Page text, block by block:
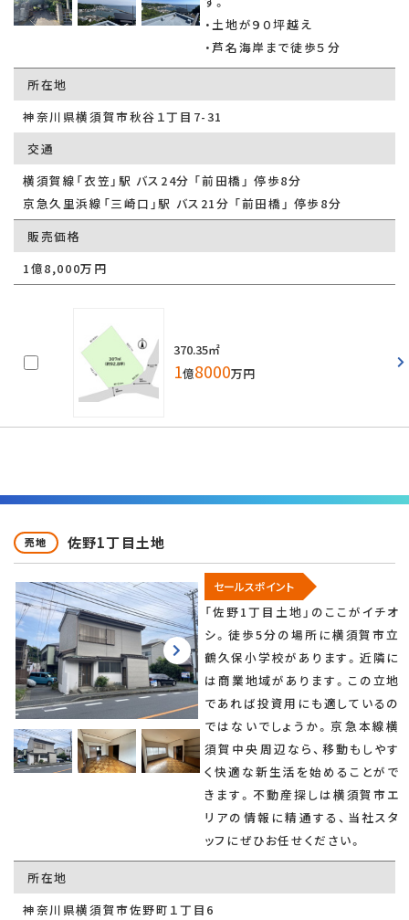
・土地が９０坪越え
・芦名海岸まで徒歩５分
所在地
神奈川県横須賀市秋谷１丁目7-31
交通
横須賀線「衣笠」駅 バス24分 「前田橋」 停歩8分
京急久里浜線「三崎口」駅 バス21分 「前田橋」 停歩8分
販売価格
1億8,000万円
370.35㎡
1億8000万円
売地 佐野1丁目土地
セールスポイント
「佐野1丁目土地」のここがイチオ
シ。徒歩5分の場所に横須賀市立
鶴久保小学校があります。近隣に
は商業地域があります。この立地
であれば投資用にも適しているの
ではないでしょうか。京急本線横
須賀中央周辺なら、移動もしやす
く快適な新生活を始めることがで
きます。不動産探しは横須賀市エ
リアの情報に精通する、当社スタ
ッフにぜひお任せください。
所在地
神奈川県横須賀市佐野町１丁目6